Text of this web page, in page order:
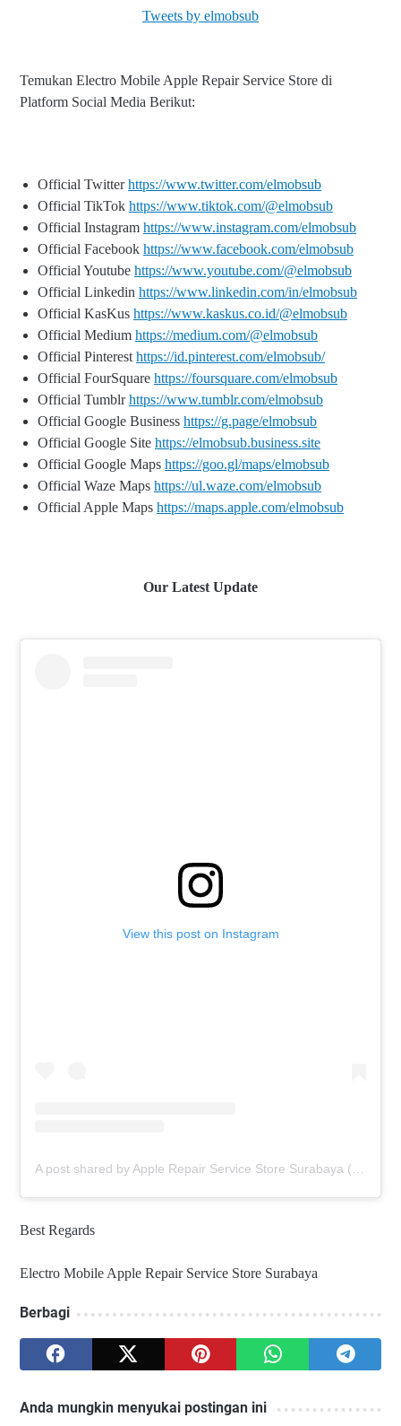
Tweets by elmobsub
Temukan Electro Mobile Apple Repair Service Store di
Platform Social Media Berikut:
Official Twitterhttps://www.twitter.com/elmobsub
Official TikTok https://www.tiktok.com/@elmobsub
Official Instagram https://www.instagram.com/elmobsub
Official Facebook https://www.facebook.com/elmobsub
Official Youtube https://www.youtube.com/@elmobsub
Official Linkedin https://www.linkedin.com/in/elmobsub
Official KasKus https://www.kaskus.co.id/@elmobsub
Official Medium https://medium.com/@elmobsub
Official Pinterest https://id.pinterest.com/elmobsub/
Official FourSquare https://foursquare.com/elmobsub
Official Tumblrhttps://www.tumblr.com/elmobsub
Official Google Business https://g.page/elmobsub
Official Google Site https://elmobsub.business.site
Official Google Maps https://goo.gl/maps/elmobsub
Official Waze Maps https://ul.waze.com/elmobsub
Official Apple Maps https://maps.apple.com/elmobsub
Our Latest Update
View this post on Instagram
Best Regards
Electro Mobile Apple Repair Service Store Surabaya
Berbagi
Anda mungkin menyukai postingan ini